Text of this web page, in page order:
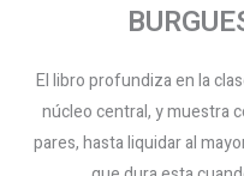
El libro profundiza en la
núcleo central, y muestra
pares, hasta liquidar al